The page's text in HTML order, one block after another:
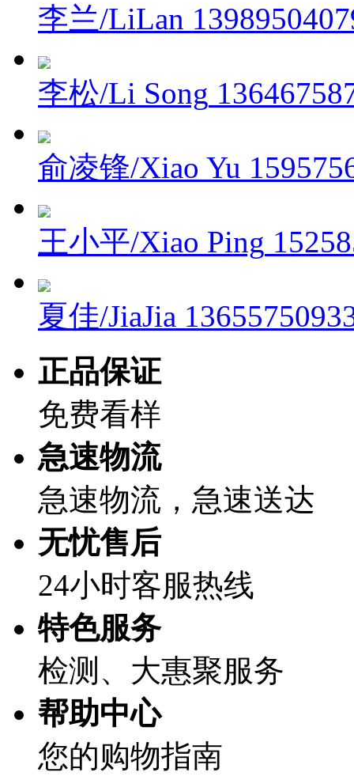
李兰/LiLan
李松/Li Song
俞凌锋/Xiao Yu
王小平/Xiao Ping
夏佳/JiaJia
正品保证
免费看样
急速物流
急速物流，急速送达
无忧售后
24小时客服热线
特色服务
检测、大惠聚服务
帮助中心
您的购物指南